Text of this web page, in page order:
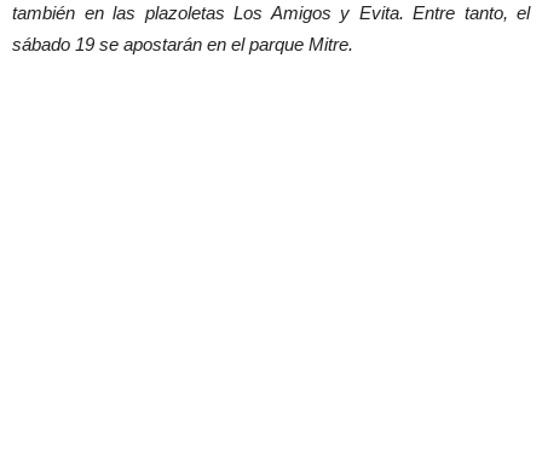
también en las plazoletas Los Amigos y Evita. Entre tanto, el
sábado 19 se apostarán en el parque Mitre.